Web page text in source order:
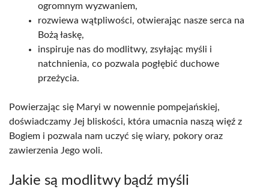
ogromnym wyzwaniem,
rozwiewa wątpliwości, otwierając nasze serca na
Bożą łaskę,
inspiruje nas do modlitwy, zsyłając myśli i
natchnienia, co pozwala pogłębić duchowe
przeżycia.
Powierzając się Maryi w nowennie pompejańskiej,
doświadczamy Jej bliskości, która umacnia naszą więź z
Bogiem i pozwala nam uczyć się wiary, pokory oraz
zawierzenia Jego woli.
Jakie są modlitwy bądź myśli